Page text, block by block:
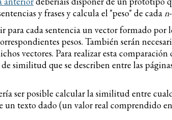
y frases y calcula el "peso" de cadan
para cada sentencia un vector formado por
pesos. También serán
vectores. Para realizar esta comparación
similitud que se describen entre las
ser posible calcular la similitud entre
un texto dado (un valor real comprendido